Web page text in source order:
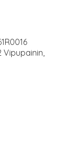
Vipupainin,